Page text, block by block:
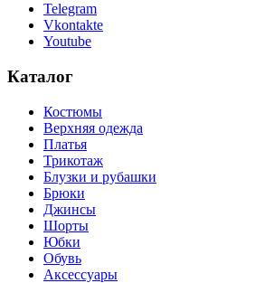
Telegram
Vkontakte
Youtube
Каталог
Костюмы
Верхняя одежда
Платья
Трикотаж
Блузки и рубашки
Брюки
Джинсы
Шорты
Юбки
Обувь
Аксессуары